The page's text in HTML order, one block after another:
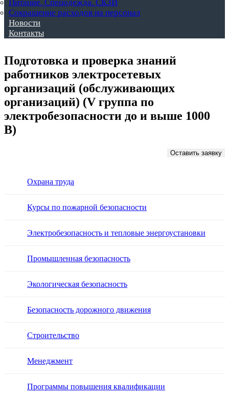
Питание. Спецодежда. СКЗИ
Сокращение расходов на персонал
Новости
Контакты
Подготовка и проверка знаний
работников электросетевых
организаций (обслуживающих
организаций) (V группа по
электробезопасности до и выше 1000
В)
Оставить заявку
Охрана труда
Курсы по пожарной безопасности
Электробезопасность и тепловые энергоустановки
Промышленная безопасность
Экологическая безопасность
Безопасность дорожного движения
Строительство
Менеджмент
Программы повышения квалификации